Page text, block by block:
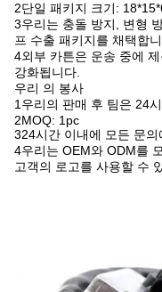
2단일 패키지 크기:
3우리는 충돌 방지, 변형
프 수출 패키지를 채택합니
4외부 카튼은 운송 중에
강화됩니다.
우리 의 봉사
1우리의 판매 후 팀은 24
2MOQ: 1pc
324시간 이내에 모든 문의
4우리는 OEM와 ODM를
고객의 로고를 사용할 수